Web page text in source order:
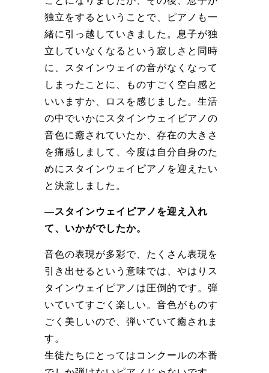
独立をするということで、ピアノも一
緒に引っ越していきました。息子が独
立していなくなるという寂しさと同時
に、スタインウェイの音がなくなって
しまったことに、ものすごく空白感と
いいますか、ロスを感じました。生活
の中でいかにスタインウェイピアノの
音色に癒されていたか、存在の大きさ
を痛感しまして、今度は自分自身のた
めにスタインウェイピアノを迎えたい
と決意しました。
―スタインウェイピアノを迎え入れ
て、いかがでしたか。
音色の表現が多彩で、たくさん表現を
引き出せるという意味では、やはりス
タインウェイピアノは圧倒的です。弾
いていてすごく楽しい。音色がものす
ごく美しいので、弾いていて癒されま
す。
生徒たちにとってはコンクールの本番